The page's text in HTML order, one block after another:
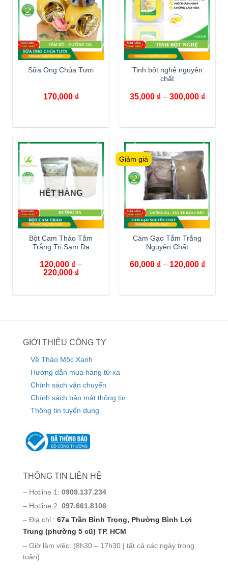
Sữa Ong Chúa Tươi
170,000 ₫
Tinh bột nghệ nguyên
chất
35,000 ₫– 300,000 ₫
HẾT HÀNG
Bột Cam Thảo Tắm
Trắng Trị Sạm Da
120,000 ₫ –
220,000 ₫
Giảm giá
Cám Gạo Tắm Trắng
Nguyên Chất
60,000 ₫– 120,000 ₫
GIỚI THIỆU CÔNG TY
Về Thảo Mộc Xanh
Hướng dẫn mua hàng từ xa
Chính sách vận chuyển
Chính sách bảo mật thông tin
Thông tin tuyển dụng
THÔNG TIN LIÊN HỆ
– Hotline 1: 0909.137.234
– Hotline 2: 097.661.8106
– Địa chỉ : 67a Trần Bình Trọng, Phường Bình Lợi
Trung (phường 5 cũ) TP. HCM
– Giờ làm việc: (8h30 – 17h30 | tất cả các ngày trong
tuần)